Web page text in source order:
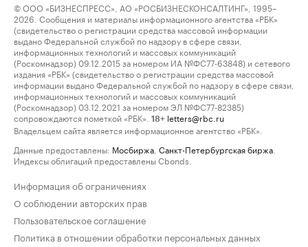
© ООО «БИЗНЕСПРЕСС», АО «РОСБИЗНЕСКОНСАЛТИНГ», 1995–
2026. Сообщения и материалы информационного агентства «РБК»
(свидетельство о регистрации средства массовой информации
выдано Федеральной службой по надзору в сфере связи,
информационных технологий и массовых коммуникаций
(Роскомнадзор) 09.12.2015 за номером ИА №ФС77-63848) и сетевого
издания «РБК» (свидетельство о регистрации средства массовой
информации выдано Федеральной службой по надзору в сфере связи,
информационных технологий и массовых коммуникаций
(Роскомнадзор) 03.12.2021 за номером ЭЛ №ФС77-82385)
сопровождаются пометкой «РБК».
18+ letters@rbc.ru
Владельцем сайта является информационное агентство «РБК».
Данные предоставлены: Мосбиржа Санкт-Петербургская биржа
Индексы облигаций предоставлены Cbonds.
Информация об ограничениях
О соблюдении авторских прав
Пользовательское соглашение
Политика в отношении обработки персональных данных